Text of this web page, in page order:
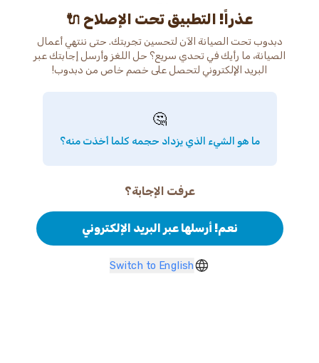
عذراً! التطبيق تحت الإصلاح 🔌
دبدوب تحت الصيانة الآن لتحسين تجربتك. حتى ننتهي أعمال
الصيانة، ما رأيك في تحدي سريع؟ حل اللغز وأرسل إجابتك عبر
البريد الإلكتروني لتحصل على خصم خاص من دبدوب!
🤔
ما هو الشيء الذي يزداد حجمه كلما أخذت منه؟
عرفت الإجابة؟
نعم! أرسلها عبر البريد الإلكتروني
Switch to English